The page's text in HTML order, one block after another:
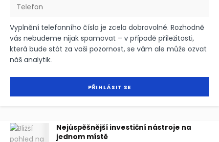
Vyplnění telefonního čísla je zcela dobrovolné. Rozhodně
vás nebudeme nijak spamovat – v případě příležitosti,
která bude stát za vaši pozornost, se vám ale může ozvat
náš analytik.
Nejúspěšnější investiční nástroje na
jednom místě